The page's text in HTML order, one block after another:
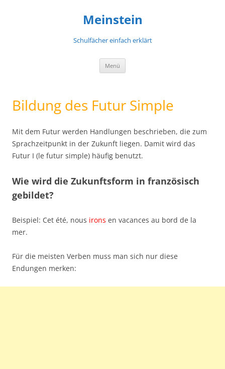
Meinstein
Schulfächer einfach erklärt
Menü
Bildung des Futur Simple
Mit dem Futur werden Handlungen beschrieben, die zum
Sprachzeitpunkt in der Zukunft liegen. Damit wird das
Futur I (le futur simple) häufig benutzt.
Wie wird die Zukunftsform in französisch
gebildet?
Beispiel: Cet été, nous irons en vacances au bord de la
mer.
Für die meisten Verben muss man sich nur diese
Endungen merken: